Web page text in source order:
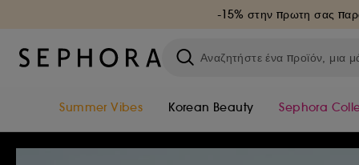
-15% στην πρωτη σας
Summer Vibes Korean Beauty Sephora